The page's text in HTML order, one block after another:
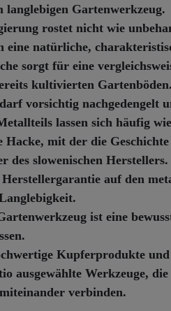
Gartenwerkzeug.
rostet nicht wie
eine natürliche,
sorgt für eine
kultivierten Gartenböden.
vorsichtig nachgedengelt
lassen sich häufig
Hacke, mit der die
des slowenischen Herstellers.
auf den
ist eine
Kupferprodukte
ausgewählte Werkzeuge,
verbinden.